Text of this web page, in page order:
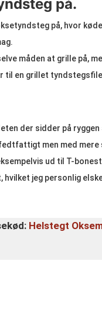
på.
på, hvor
måden at grille på,
til en grillet
der sidder på ryggen
men med mere
ud til T-
jeg personlig
Helstegt